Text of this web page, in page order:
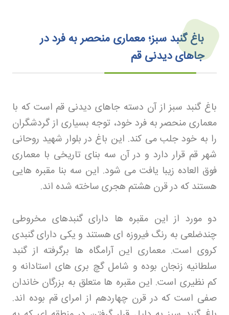
باغ گنبد سبز؛ معماری منحصر به فرد در
جاهای دیدنی قم
باغ گنبد سبز از آن دسته جاهای دیدنی قم است که با
معماری منحصر به فرد خود، توجه بسیاری از گردشگران
را به خود جلب می کند. این باغ در بلوار شهید روحانی
شهر قم قرار دارد و در آن سه بنای تاریخی با معماری
فوق العاده زیبا یافت می شود. این سه بنا مقبره هایی
هستند که در قرن هشتم هجری ساخته شده اند.
دو مورد از این مقبره ها دارای گنبدهای مخروطی
چندضلعی به رنگ فیروزه ای هستند و یکی دارای گنبدی
کروی است. معماری این آرامگاه ها برگرفته از گنبد
سلطانیه زنجان بوده و شامل گچ بری های استادانه و
کم نظیری است. این مقبره ها متعلق به بزرگان خاندان
صفی است که در قرن چهاردهم از امرای قم بوده اند.